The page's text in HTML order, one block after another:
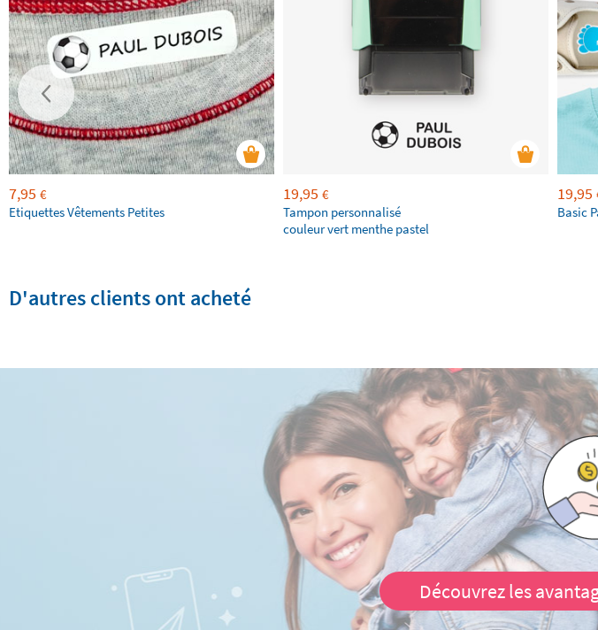
7,95 €
Etiquettes Vêtements Petites
19,95 €
Tampon personnalisé
couleur vert menthe pastel
19,95
Basic
D'autres clients ont acheté
Découvrez les